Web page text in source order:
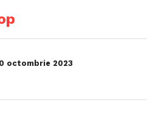
octombrie 2023